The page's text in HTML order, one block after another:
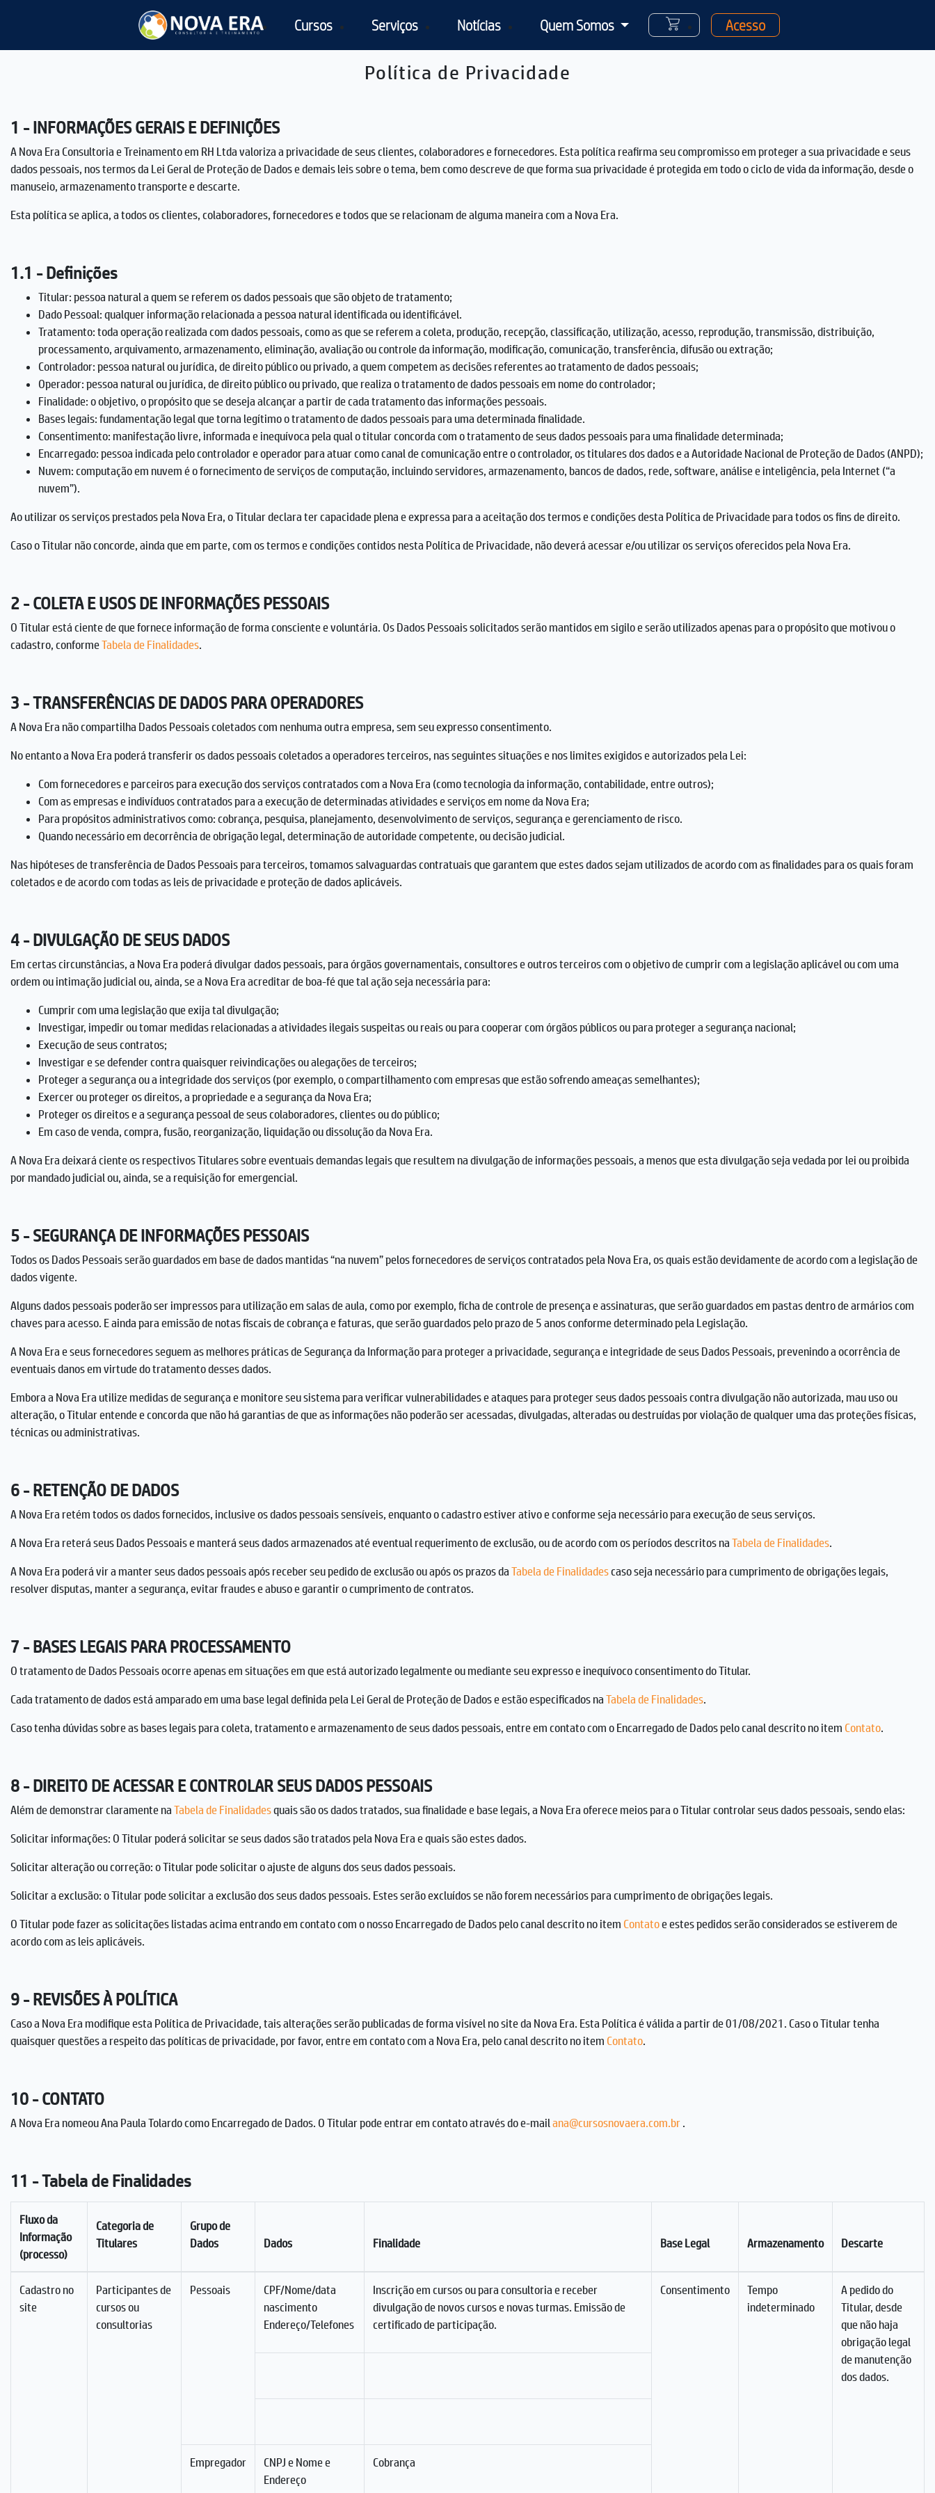
Cursos Serviços Notícias Quem Somos Acesso
Política de Privacidade
1 - INFORMAÇÕES GERAIS E DEFINIÇÕES
A Nova Era Consultoria e Treinamento em RH Ltda valoriza a privacidade de seus clientes, colaboradores e fornecedores. Esta política reafirma seu compromisso em proteger a sua privacidade e seus
dados pessoais, nos termos da Lei Geral de Proteção de Dados e demais leis sobre o tema, bem como descreve de que forma sua privacidade é protegida em todo o ciclo de vida da informação, desde o
manuseio, armazenamento transporte e descarte.
Esta política se aplica, a todos os clientes, colaboradores, fornecedores e todos que se relacionam de alguma maneira com a Nova Era.
1.1 - Definições
Titular: pessoa natural a quem se referem os dados pessoais que são objeto de tratamento;
Dado Pessoal: qualquer informação relacionada a pessoa natural identificada ou identificável.
Tratamento: toda operação realizada com dados pessoais, como as que se referem a coleta, produção, recepção, classificação, utilização, acesso, reprodução, transmissão, distribuição,
processamento, arquivamento, armazenamento, eliminação, avaliação ou controle da informação, modificação, comunicação, transferência, difusão ou extração;
Controlador: pessoa natural ou jurídica, de direito público ou privado, a quem competem as decisões referentes ao tratamento de dados pessoais;
Operador: pessoa natural ou jurídica, de direito público ou privado, que realiza o tratamento de dados pessoais em nome do controlador;
Finalidade: o objetivo, o propósito que se deseja alcançar a partir de cada tratamento das informações pessoais.
Bases legais: fundamentação legal que torna legítimo o tratamento de dados pessoais para uma determinada finalidade.
Consentimento: manifestação livre, informada e inequívoca pela qual o titular concorda com o tratamento de seus dados pessoais para uma finalidade determinada;
Encarregado: pessoa indicada pelo controlador e operador para atuar como canal de comunicação entre o controlador, os titulares dos dados e a Autoridade Nacional de Proteção de Dados (ANPD);
Nuvem: computação em nuvem é o fornecimento de serviços de computação, incluindo servidores, armazenamento, bancos de dados, rede, software, análise e inteligência, pela Internet (“a
nuvem”).
Ao utilizar os serviços prestados pela Nova Era, o Titular declara ter capacidade plena e expressa para a aceitação dos termos e condições desta Política de Privacidade para todos os fins de direito.
Caso o Titular não concorde, ainda que em parte, com os termos e condições contidos nesta Política de Privacidade, não deverá acessar e/ou utilizar os serviços oferecidos pela Nova Era.
2 - COLETA E USOS DE INFORMAÇÕES PESSOAIS
O Titular está ciente de que fornece informação de forma consciente e voluntária. Os Dados Pessoais solicitados serão mantidos em sigilo e serão utilizados apenas para o propósito que motivou o
cadastro, conformeTabela de Finalidades
3 - TRANSFERÊNCIAS DE DADOS PARA OPERADORES
A Nova Era não compartilha Dados Pessoais coletados com nenhuma outra empresa, sem seu expresso consentimento.
No entanto a Nova Era poderá transferir os dados pessoais coletados a operadores terceiros, nas seguintes situações e nos limites exigidos e autorizados pela Lei:
Com fornecedores e parceiros para execução dos serviços contratados com a Nova Era (como tecnologia da informação, contabilidade, entre outros);
Com as empresas e indivíduos contratados para a execução de determinadas atividades e serviços em nome da Nova Era;
Para propósitos administrativos como: cobrança, pesquisa, planejamento, desenvolvimento de serviços, segurança e gerenciamento de risco.
Quando necessário em decorrência de obrigação legal, determinação de autoridade competente, ou decisão judicial.
Nas hipóteses de transferência de Dados Pessoais para terceiros, tomamos salvaguardas contratuais que garantem que estes dados sejam utilizados de acordo com as finalidades para os quais foram
coletados e de acordo com todas as leis de privacidade e proteção de dados aplicáveis.
4 - DIVULGAÇÃO DE SEUS DADOS
Em certas circunstâncias, a Nova Era poderá divulgar dados pessoais, para órgãos governamentais, consultores e outros terceiros com o objetivo de cumprir com a legislação aplicável ou com uma
ordem ou intimação judicial ou, ainda, se a Nova Era acreditar de boa-fé que tal ação seja necessária para:
Cumprir com uma legislação que exija tal divulgação;
Investigar, impedir ou tomar medidas relacionadas a atividades ilegais suspeitas ou reais ou para cooperar com órgãos públicos ou para proteger a segurança nacional;
Execução de seus contratos;
Investigar e se defender contra quaisquer reivindicações ou alegações de terceiros;
Proteger a segurança ou a integridade dos serviços (por exemplo, o compartilhamento com empresas que estão sofrendo ameaças semelhantes);
Exercer ou proteger os direitos, a propriedade e a segurança da Nova Era;
Proteger os direitos e a segurança pessoal de seus colaboradores, clientes ou do público;
Em caso de venda, compra, fusão, reorganização, liquidação ou dissolução da Nova Era.
A Nova Era deixará ciente os respectivos Titulares sobre eventuais demandas legais que resultem na divulgação de informações pessoais, a menos que esta divulgação seja vedada por lei ou proibida
por mandado judicial ou, ainda, se a requisição for emergencial.
5 - SEGURANÇA DE INFORMAÇÕES PESSOAIS
Todos os Dados Pessoais serão guardados em base de dados mantidas “na nuvem” pelos fornecedores de serviços contratados pela Nova Era, os quais estão devidamente de acordo com a legislação de
dados vigente.
Alguns dados pessoais poderão ser impressos para utilização em salas de aula, como por exemplo, ficha de controle de presença e assinaturas, que serão guardados em pastas dentro de armários com
chaves para acesso. E ainda para emissão de notas fiscais de cobrança e faturas, que serão guardados pelo prazo de 5 anos conforme determinado pela Legislação.
A Nova Era e seus fornecedores seguem as melhores práticas de Segurança da Informação para proteger a privacidade, segurança e integridade de seus Dados Pessoais, prevenindo a ocorrência de
eventuais danos em virtude do tratamento desses dados.
Embora a Nova Era utilize medidas de segurança e monitore seu sistema para verificar vulnerabilidades e ataques para proteger seus dados pessoais contra divulgação não autorizada, mau uso ou
alteração, o Titular entende e concorda que não há garantias de que as informações não poderão ser acessadas, divulgadas, alteradas ou destruídas por violação de qualquer uma das proteções físicas,
técnicas ou administrativas.
6 - RETENÇÃO DE DADOS
A Nova Era retém todos os dados fornecidos, inclusive os dados pessoais sensíveis, enquanto o cadastro estiver ativo e conforme seja necessário para execução de seus serviços.
A Nova Era reterá seus Dados Pessoais e manterá seus dados armazenados até eventual requerimento de exclusão, ou de acordo com os períodos descritos na Tabela de Finalidades
A Nova Era poderá vir a manter seus dados pessoais após receber seu pedido de exclusão ou após os prazos da Tabela de Finalidadescaso seja necessário para cumprimento de obrigações legais,
resolver disputas, manter a segurança, evitar fraudes e abuso e garantir o cumprimento de contratos.
7 - BASES LEGAIS PARA PROCESSAMENTO
O tratamento de Dados Pessoais ocorre apenas em situações em que está autorizado legalmente ou mediante seu expresso e inequívoco consentimento do Titular.
Cada tratamento de dados está amparado em uma base legal definida pela Lei Geral de Proteção de Dados e estão especificados na Tabela de Finalidades
Caso tenha dúvidas sobre as bases legais para coleta, tratamento e armazenamento de seus dados pessoais, entre em contato com o Encarregado de Dados pelo canal descrito no item Contato
8 - DIREITO DE ACESSAR E CONTROLAR SEUS DADOS PESSOAIS
Além de demonstrar claramente na Tabela de Finalidadesquais são os dados tratados, sua finalidade e base legais, a Nova Era oferece meios para o Titular controlar seus dados pessoais, sendo elas:
Solicitar informações: O Titular poderá solicitar se seus dados são tratados pela Nova Era e quais são estes dados.
Solicitar alteração ou correção: o Titular pode solicitar o ajuste de alguns dos seus dados pessoais.
Solicitar a exclusão: o Titular pode solicitar a exclusão dos seus dados pessoais. Estes serão excluídos se não forem necessários para cumprimento de obrigações legais.
O Titular pode fazer as solicitações listadas acima entrando em contato com o nosso Encarregado de Dados pelo canal descrito no item Contatoe estes pedidos serão considerados se estiverem de
acordo com as leis aplicáveis.
9 - REVISÕES À POLÍTICA
Caso a Nova Era modifique esta Política de Privacidade, tais alterações serão publicadas de forma visível no site da Nova Era. Esta Política é válida a partir de 01/08/2021. Caso o Titular tenha
quaisquer questões a respeito das políticas de privacidade, por favor, entre em contato com a Nova Era, pelo canal descrito no item Contato
10 - CONTATO
A Nova Era nomeou Ana Paula Tolardo como Encarregado de Dados. O Titular pode entrar em contato através do e-mail ana@cursosnovaera.com.br
11 - Tabela de Finalidades
Fluxo da
Informação
(processo)
Categoria de
Titulares
Grupo de
Dados
Dados Finalidade Base Legal Armazenamento Descarte
Cadastro no
site
Participantes de
cursos ou
consultorias
Pessoais
CPF/Nome/data
nascimento
Endereço/Telefones
Inscrição em cursos ou para consultoria e receber
divulgação de novos cursos e novas turmas. Emissão de
certificado de participação.
Consentimento
Tempo
indeterminado
A pedido do
Titular, desde
que não haja
obrigação legal
de manutenção
dos dados.
Empregador
CNPJ e Nome e
Endereço
Cobrança